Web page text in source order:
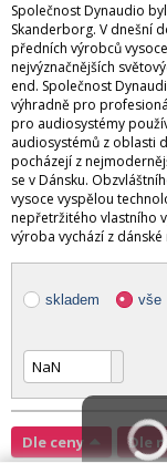
Společnost Dynaudio
Skanderborg. V dnešní
předních výrobců
nejvýznačnějších
end. Společnost
výhradně pro
pro audiosystémy
audiosystémů z oblasti
pocházejí z
se v Dánsku.
vysoce vyspělou
nepřetržitého vlastního
výroba vychází z
skladem vše
Dle ceny Dle